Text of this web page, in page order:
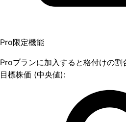
Pro限定機能
Proプランに加入すると格付けの割
目標株価 (中央値):